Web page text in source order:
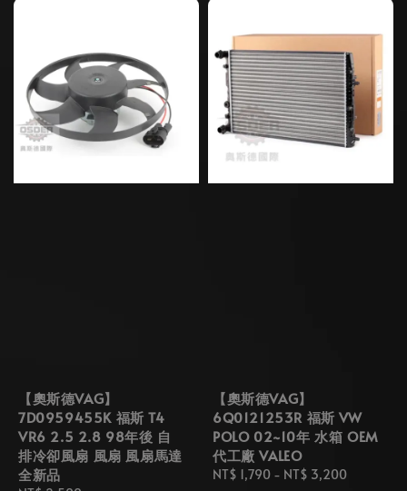
【奧斯德VAG】
7D0959455K 福斯 T4
VR6 2.5 2.8 98年後 自
排冷卻風扇 風扇 風扇馬達
全新品
【奧斯德VAG】
6Q0121253R 福斯 VW
POLO 02~10年 水箱 OEM
代工廠 VALEO
Regular
NT$ 1,790 - NT$ 3,200